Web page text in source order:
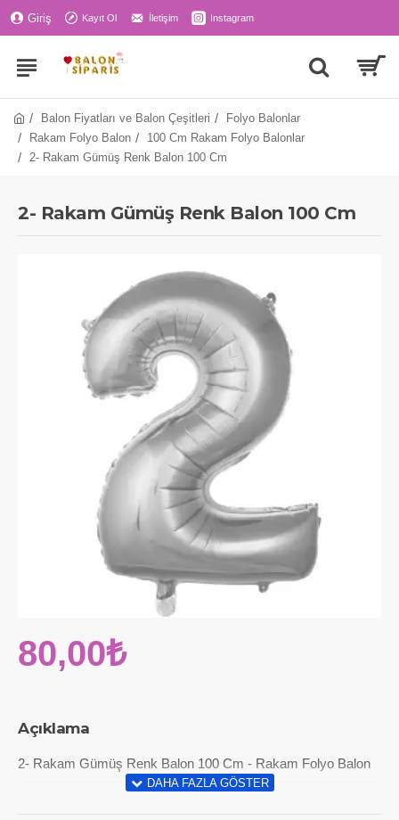
Giriş Kayıt Ol İletişim Instagram
Balon Fiyatları ve Balon Çeşitleri
Folyo Balonlar
Rakam Folyo Balon
100 Cm Rakam Folyo Balonlar
2- Rakam Gümüş Renk Balon 100 Cm
2- Rakam Gümüş Renk Balon 100 Cm
Açıklama
2- Rakam Gümüş Renk Balon 100 Cm - Rakam Folyo Balon
80,00₺